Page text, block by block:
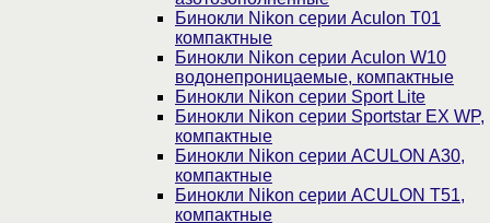
Бинокли Nikon серии Aculon T01
компактные
Бинокли Nikon серии Aculon W10
водонепроницаемые, компактные
Бинокли Nikon серии Sport Lite
Бинокли Nikon серии Sportstar EX WP,
компактные
Бинокли Nikon серии ACULON A30,
компактные
Бинокли Nikon серии ACULON Т51,
компактные